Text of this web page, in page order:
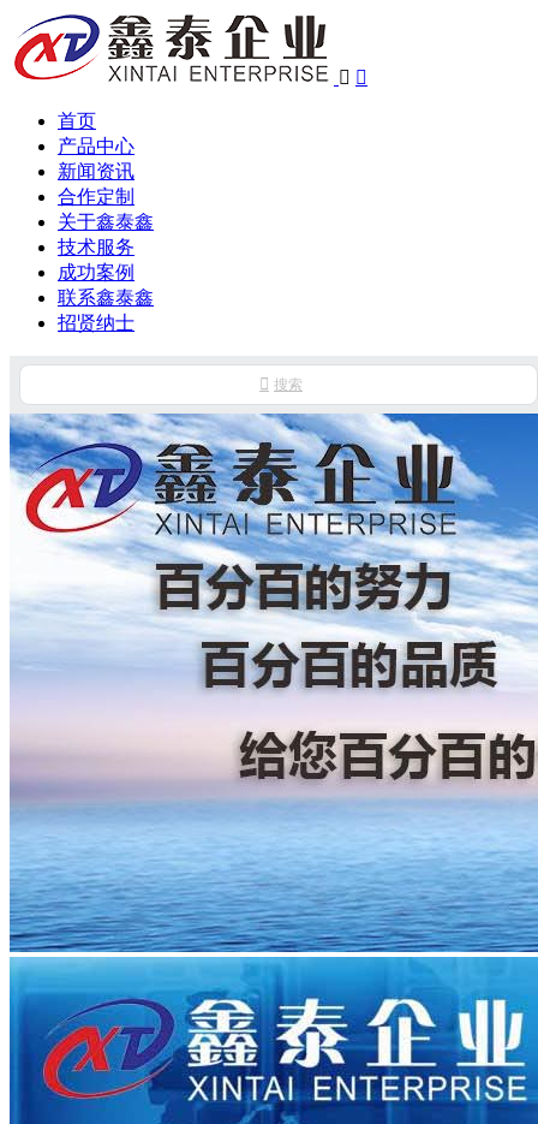
 
首页
产品中心
新闻资讯
合作定制
关于鑫泰鑫
技术服务
成功案例
联系鑫泰鑫
招贤纳士
 搜索